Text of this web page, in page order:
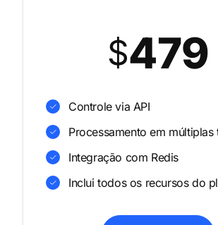
$479
Controle via API
Processamento em múltiplas
Integração com Redis
Inclui todos os recursos do